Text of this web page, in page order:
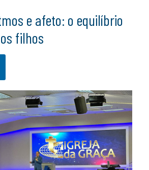
e afeto: o equilíbrio
filhos